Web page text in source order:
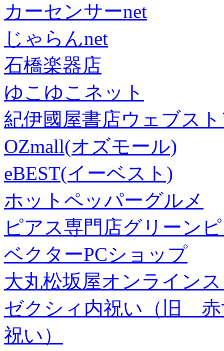
カーセンサーnet
じゃらんnet
石橋楽器店
ゆこゆこネット
紀伊國屋書店ウェブス
OZmall(オズモール)
eBEST(イーベスト)
ホットペッパーグルメ
ピアス専門店グリーン
ベクターPCショップ
大丸松坂屋オンライン
ゼクシィ内祝い（旧 赤
祝い）